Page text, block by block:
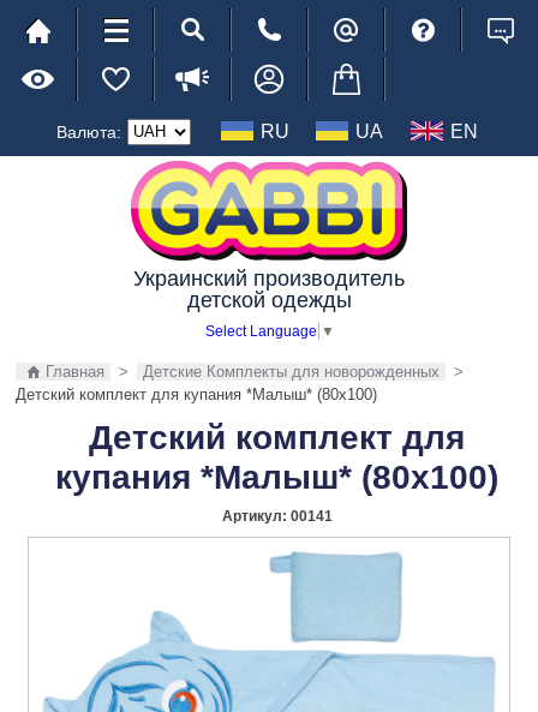
Валюта: RU UA EN
Украинский производитель
детской одежды
Select Language ▼
Главная > Детские Комплекты для новорожденных
>
Детский комплект для купания *Малыш* (80х100)
Детский комплект для
купания *Малыш* (80х100)
Артикул: 00141